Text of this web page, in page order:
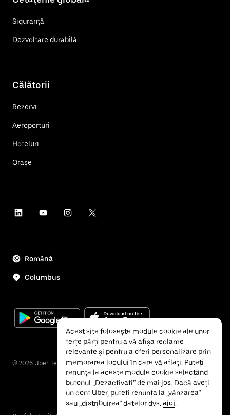
Siguranță
Dezvoltare durabilă
Călătorii
Rezervi
Aeroporturi
Hoteluri
Orașe
Română
Columbus
© 2026 Uber Technologies Inc.
Acest site folosește module cookie ale unor
terțe părți pentru a vă afișa reclame
relevante și pentru a oferi personalizare prin
memorarea locului în care vă aflați. Puteți
renunța la aceste module cookie selectând
butonul „Dezactivați” de mai jos. Dacă aveți
un cont Uber, puteți renunța la „vânzarea”
sau „distribuirea” datelor dvs. aici.